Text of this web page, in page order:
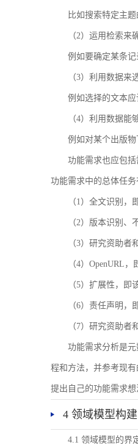
比如搜索特定主
（2）运用检索来
例如要确定某条
（3）利用数据来
例如选择的文本
（4）利用数据能
例如对某个出版
功能需求也应包括
功能需求中的总体任
（1）全文识别
（2）版本识别、
（3）研究资助者
（4）OpenURL
（5）扩展性，
（6）责任声明，
（7）研究资助
功能需求分析是
程和方法，并参考现
提出自己的功能需求
4 领域模型构建
4.1 领域模型的界